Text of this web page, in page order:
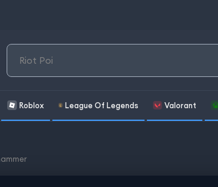
Roblox League Of Legends Valorant